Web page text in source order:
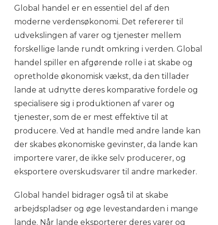
Global handel er en essentiel del af den
moderne verdensøkonomi. Det refererer til
udvekslingen af varer og tjenester mellem
forskellige lande rundt omkring i verden. Global
handel spiller en afgørende rolle i at skabe og
opretholde økonomisk vækst, da den tillader
lande at udnytte deres komparative fordele og
specialisere sig i produktionen af varer og
tjenester, som de er mest effektive til at
producere. Ved at handle med andre lande kan
der skabes økonomiske gevinster, da lande kan
importere varer, de ikke selv producerer, og
eksportere overskudsvarer til andre markeder.
Global handel bidrager også til at skabe
arbejdspladser og øge levestandarden i mange
lande. Når lande eksporterer deres varer og